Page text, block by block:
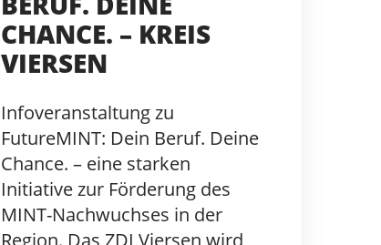
CHANCE. – KREIS
VIERSEN
Infoveranstaltung zu
FutureMINT: Dein Beruf. Deine
Chance. – eine starken
Initiative zur Förderung des
MINT-Nachwuchses in der
Region. Das ZDI Viersen wird